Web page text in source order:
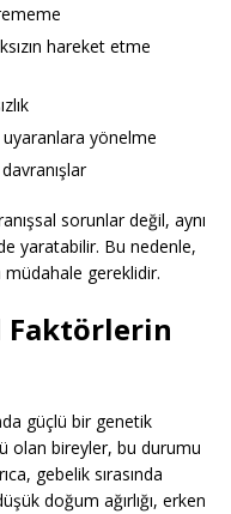
hareket etme
yönelme
sorunlar değil, aynı
yaratabilir. Bu nedenle,
gereklidir.
Faktörlerin
güçlü bir genetik
olan bireyler, bu durumu
gebelik sırasında
doğum ağırlığı, erken